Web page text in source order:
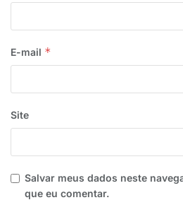
E-mail *
Site
Salvar meus dados neste
que eu comentar.